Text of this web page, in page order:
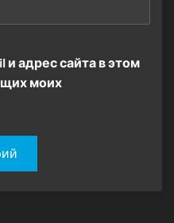
и адрес сайта в этом
моих